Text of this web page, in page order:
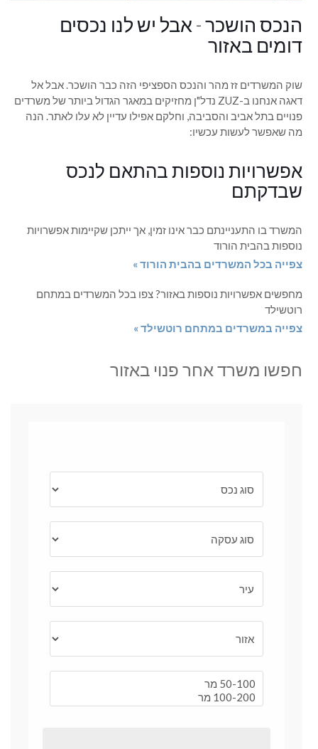
הנכס הושכר - אבל יש לנו נכסים
דומים באזור
שוק המשרדים זז מהר והנכס הספציפי הזה כבר הושכר. אבל אל
דאגה אנחנו ב-ZUZ נדל"ן מחזיקים במאגר הגדול ביותר של משרדים
פנויים בתל אביב והסביבה, וחלקם אפילו עדיין לא עלו לאתר. הנה
מה שאפשר לעשות עכשיו:
אפשרויות נוספות בהתאם לנכס
שבדקתם
המשרד בו התעניינתם כבר אינו זמין, אך ייתכן שקיימות אפשרויות
נוספות בהבית הורוד
צפייה בכל המשרדים בהבית הורוד »
מחפשים אפשרויות נוספות באזור? צפו בכל המשרדים במתחם
רוטשילד
צפייה במשרדים במתחם רוטשילד »
חפשו משרד אחר פנוי באזור